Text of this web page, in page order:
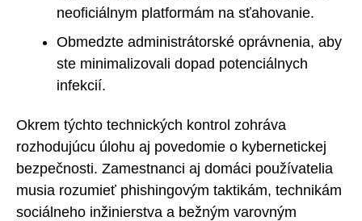
neoficiálnym platformám na sťahovanie.
Obmedzte administrátorské oprávnenia, aby
ste minimalizovali dopad potenciálnych
infekcií.
Okrem týchto technických kontrol zohráva
rozhodujúcu úlohu aj povedomie o kybernetickej
bezpečnosti. Zamestnanci aj domáci používatelia
musia rozumieť phishingovým taktikám, technikám
sociálneho inžinierstva a bežným varovným